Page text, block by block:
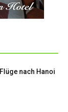
nach Hanoi